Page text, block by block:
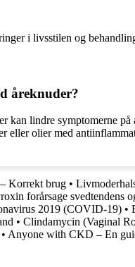
i livsstilen og
åreknuder?
kan lindre symptomerne
eller olier med
Korrekt brug •
forårsage svedtendens
2019 (COVID-19) •
• Clindamycin (Vaginal
• Anyone with CKD – En